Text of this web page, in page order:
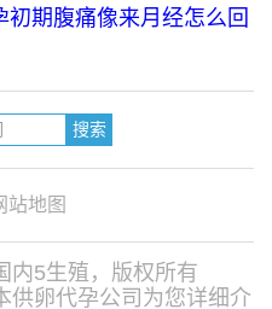
初期腹痛像来月经怎么回
站地图
内5生殖，版权所有
供卵代孕公司为您详细介